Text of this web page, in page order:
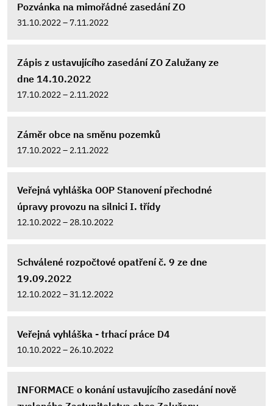
Pozvánka na mimořádné zasedání ZO
31.10.2022 – 7.11.2022
Zápis z ustavujícího zasedání ZO Zalužany ze
dne 14.10.2022
17.10.2022 – 2.11.2022
Záměr obce na směnu pozemků
17.10.2022 – 2.11.2022
Veřejná vyhláška OOP Stanovení přechodné
úpravy provozu na silnici I. třídy
12.10.2022 – 28.10.2022
Schválené rozpočtové opatření č. 9 ze dne
19.09.2022
12.10.2022 – 31.12.2022
Veřejná vyhláška - trhací práce D4
10.10.2022 – 26.10.2022
INFORMACE o konání ustavujícího zasedání nově